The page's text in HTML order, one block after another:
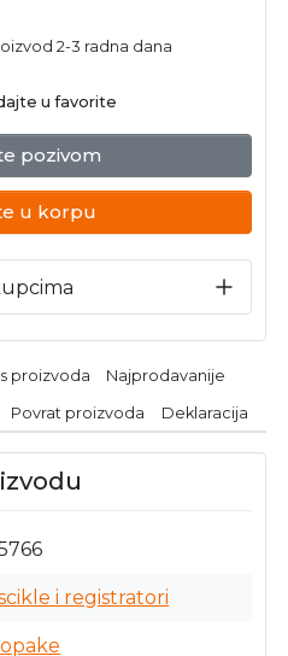
2-3 radna dana
u favorite
pozivom
u korpu
proizvoda Najprodavanije
Povrat proizvoda Deklaracija
i registratori